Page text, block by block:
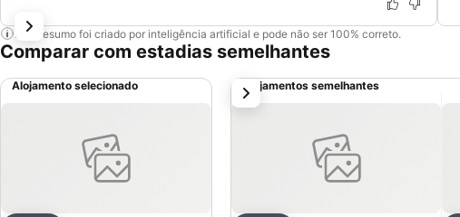
Este resumo foi criado por inteligência artificial e pode não ser 100% correto.
Comparar com estadias semelhantes
Alojamento selecionado Alojamentos semelhantes
próximo